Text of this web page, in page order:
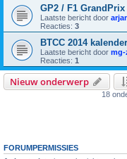
GP2 / F1 GrandPrix
Laatste bericht door
Reacties: 3
BTCC 2014 kalender
Laatste bericht door mg-
Reacties: 1
Nieuw onderwerp
18
FORUMPERMISSIES